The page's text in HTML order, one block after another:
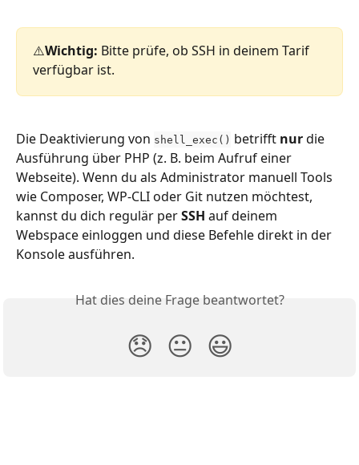
⚠️Wichtig: Bitte prüfe, ob SSH in deinem Tarif
verfügbar ist.
Die Deaktivierung von shell_exec() betrifft nur die
Ausführung über PHP (z. B. beim Aufruf einer
Webseite). Wenn du als Administrator manuell Tools
wie Composer, WP-CLI oder Git nutzen möchtest,
kannst du dich regulär per SSH auf deinem
Webspace einloggen und diese Befehle direkt in der
Konsole ausführen.
Hat dies deine Frage beantwortet?
😞 😐 😃